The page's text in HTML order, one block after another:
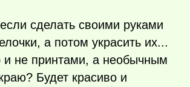
сделать своими руками
а потом украсить их...
и не принтами, а необычным
Будет красиво и